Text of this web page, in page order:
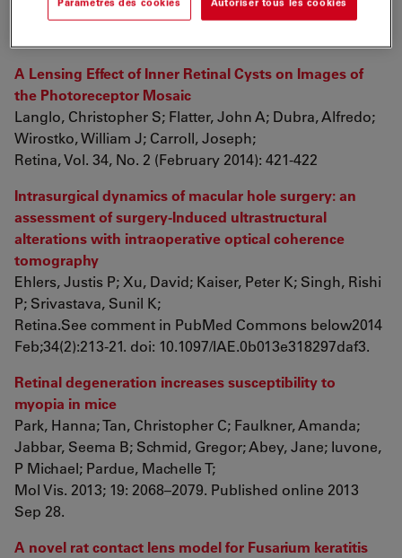
J. Biomed. Opt. 19(1), 016014 (Jan 17, 2014).
A Lensing Effect of Inner Retinal Cysts on Images of
the Photoreceptor Mosaic
Langlo, Christopher S; Flatter, John A; Dubra, Alfredo;
Wirostko, William J; Carroll, Joseph;
Retina, Vol. 34, No. 2 (February 2014): 421-422
Intrasurgical dynamics of macular hole surgery: an
assessment of surgery-Induced ultrastructural
alterations with intraoperative optical coherence
tomography
Ehlers, Justis P; Xu, David; Kaiser, Peter K; Singh, Rishi
P; Srivastava, Sunil K;
Retina.See comment in PubMed Commons below2014
Feb;34(2):213-21. doi: 10.1097/IAE.0b013e318297daf3.
Retinal degeneration increases susceptibility to
myopia in mice
Park, Hanna; Tan, Christopher C; Faulkner, Amanda;
Jabbar, Seema B; Schmid, Gregor; Abey, Jane; Iuvone,
P Michael; Pardue, Machelle T;
Mol Vis. 2013; 19: 2068–2079. Published online 2013
Sep 28.
A novel rat contact lens model for Fusarium keratitis